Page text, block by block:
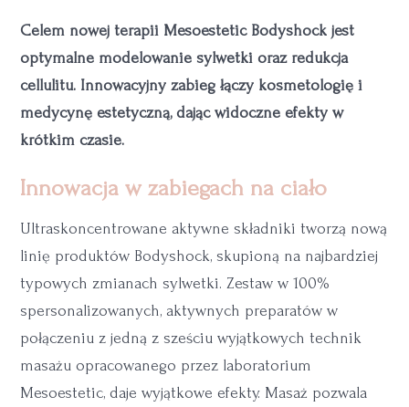
Celem nowej terapii Mesoestetic Bodyshock jest
optymalne modelowanie sylwetki oraz redukcja
cellulitu. Innowacyjny zabieg łączy kosmetologię i
medycynę estetyczną, dając widoczne efekty w
krótkim czasie.
Innowacja w zabiegach na ciało
Ultraskoncentrowane aktywne składniki tworzą nową
linię produktów Bodyshock, skupioną na najbardziej
typowych zmianach sylwetki. Zestaw w 100%
spersonalizowanych, aktywnych preparatów w
połączeniu z jedną z sześciu wyjątkowych technik
masażu opracowanego przez laboratorium
Mesoestetic, daje wyjątkowe efekty. Masaż pozwala